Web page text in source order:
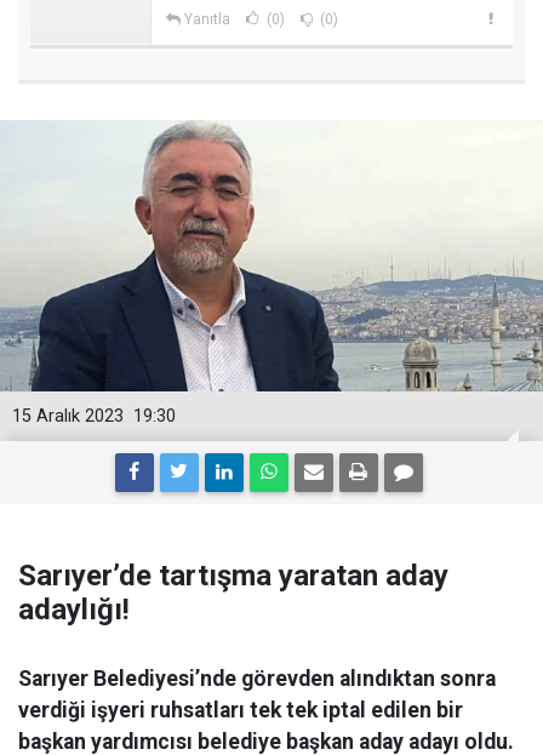
Yanıtla (0) (0)
19:30
15 Aralık 2023
Sarıyer’de tartışma yaratan aday
adaylığı!
Sarıyer Belediyesi’nde görevden alındıktan sonra
verdiği işyeri ruhsatları tek tek iptal edilen bir
başkan yardımcısı belediye başkan aday adayı oldu.